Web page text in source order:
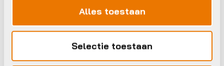
Alles toestaan
Selectie toestaan